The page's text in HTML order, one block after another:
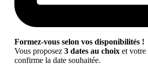
Formez-vous selon vos disponibilités !
Vous proposez 3 dates au choix et votre
confirme la date souhaitée.